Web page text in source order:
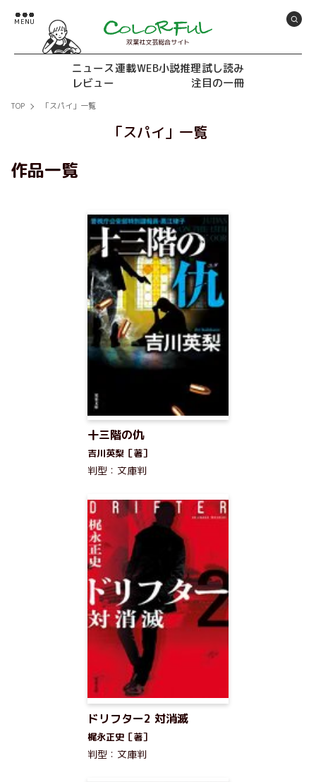
双葉社文芸総合サイト
ニュース連載WEB小説推理試し読み
レビュー
注目の一冊
TOP 「スパイ」一覧
「スパイ」一覧
作品一覧
十三階の仇
吉川英梨［著］
判型：文庫判
ドリフター2 対消滅
梶永正史［著］
判型：文庫判